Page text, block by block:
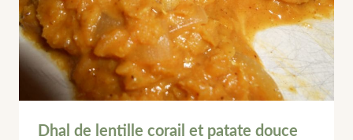
Dhal de lentille corail et patate douce